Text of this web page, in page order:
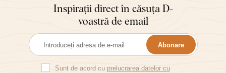
Inspirații direct în căsuța D-
voastră de email
Abonare
Sunt de acord cu prelucrarea datelor cu